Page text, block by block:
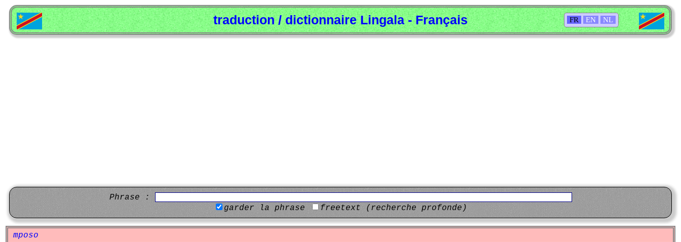
FR EN NL
traduction / dictionnaire Lingala - Français
Phrase :
garder la phrase
freetext (recherche profonde)
mposo